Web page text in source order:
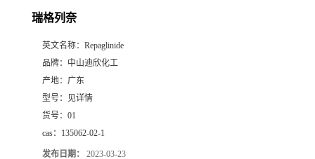
厅瑞格列奈
英文名称： Repaglinide
品牌： 中山迪欣化工
产地： 广东
型号：
见详情
货号： 01
cas： 135062-02-1
发布日期： 2023-03-23